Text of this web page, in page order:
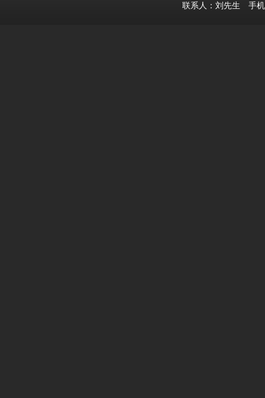
联系人：刘先生 手